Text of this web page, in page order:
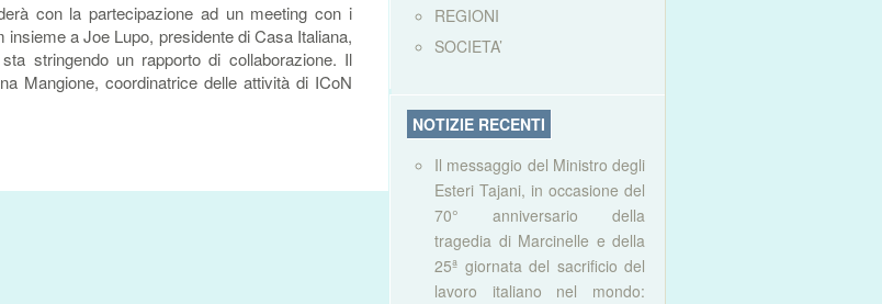
con la partecipazione ad un meeting con i
a Joe Lupo, presidente di Casa Italiana,
stringendo un rapporto di collaborazione. Il
Mangione, coordinatrice delle attività di ICoN
REGIONI
SOCIETA’
NOTIZIE RECENTI
Il messaggio del Ministro degli
Esteri Tajani, in occasione del
70° anniversario della
tragedia di Marcinelle e della
25ª giornata del sacrificio del
lavoro italiano nel mondo: